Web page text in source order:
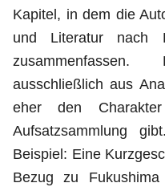
Kapitel, in dem die
und Literatur nach
ausschließlich aus
eher den Charakter
Aufsatzsammlung
Beispiel: Eine
Bezug zu